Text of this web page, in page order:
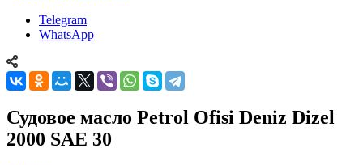
Telegram
WhatsApp
Судовое масло Petrol Ofisi Deniz Dizel
2000 SAE 30